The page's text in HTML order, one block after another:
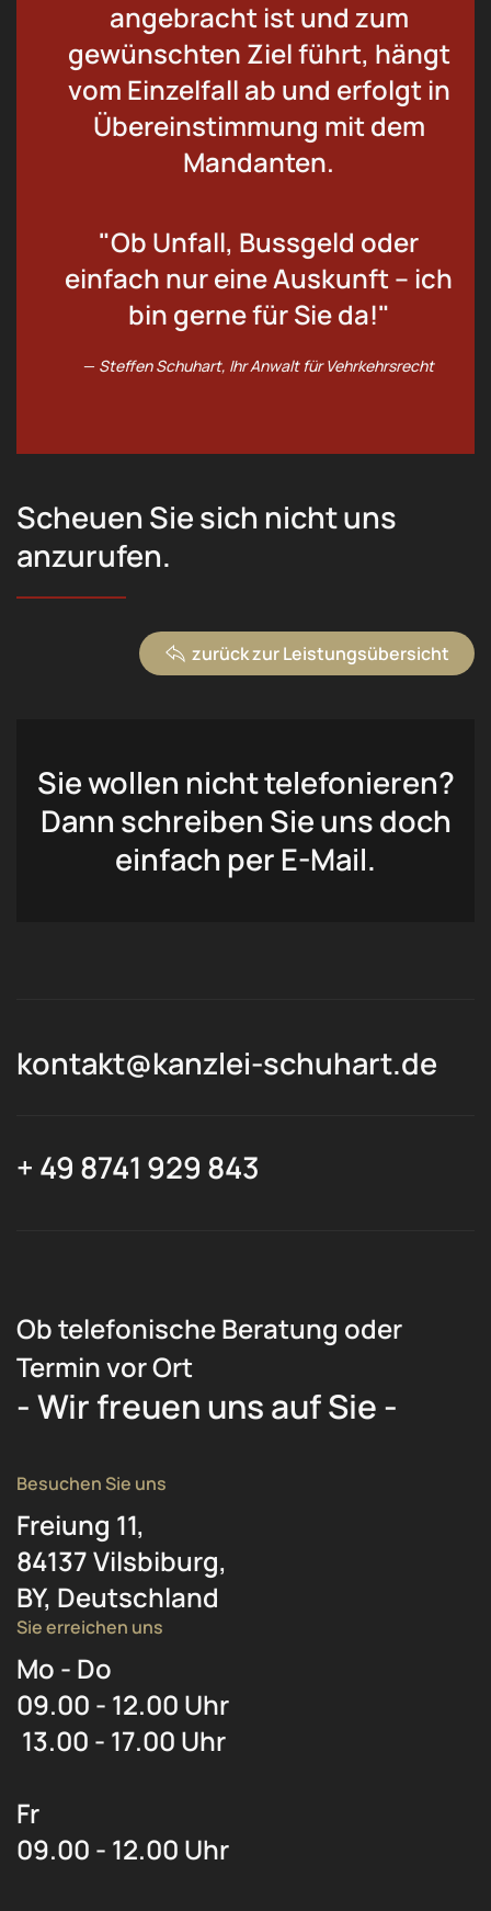
angebracht ist und zum
gewünschten Ziel führt, hängt
vom Einzelfall ab und erfolgt in
Übereinstimmung mit dem
Mandanten.
"Ob Unfall, Bussgeld oder
einfach nur eine Auskunft – ich
bin gerne für Sie da!"
Steffen Schuhart, Ihr Anwalt für Vehrkehrsrecht
Scheuen Sie sich nicht uns
anzurufen.
zurück zur Leistungsübersicht
Sie wollen nicht telefonieren?
Dann schreiben Sie uns doch
einfach per E-Mail.
kontakt@kanzlei-schuhart.de
+ 49 8741 929 843
Ob telefonische Beratung oder
Termin vor Ort
- Wir freuen uns auf Sie -
Besuchen Sie uns
Freiung 11,
84137 Vilsbiburg,
BY, Deutschland
Sie erreichen uns
Mo - Do
09.00 - 12.00 Uhr
13.00 - 17.00 Uhr
Fr
09.00 - 12.00 Uhr